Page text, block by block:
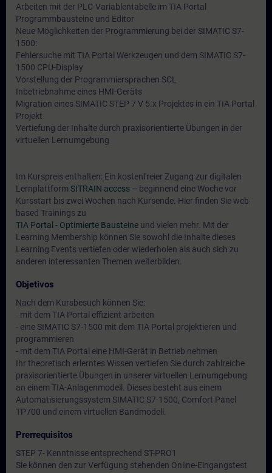
Arbeiten mit der PLC-Variablentabelle im TIA Portal
Programmbausteine und Editor
Neue Möglichkeiten der Programmierung bei der SIMATIC S7-
1500:
Fehlersuche mit TIA Portal Werkzeugen und dem SIMATIC S7-
1500 CPU-Display
Vorstellung der Programmiersprachen SCL
Inbetriebnahme eines HMI-Geräts
Migration eines SIMATIC STEP 7 V 5.x Projektes in ein TIA Portal
Projekt
Vertiefung der Inhalte durch praxisorientierte Übungen in der
virtuellen Lernumgebung
Im Kurspreis enthalten: Ein kostenfreier Zugang zur digitalen
Lernplattform SITRAIN access – beginnend eine Woche vor
Kursstart bis zwei Wochen nach Kursende. Hier finden Sie web-
based Trainings zu
TIA Portal - Optimierte Bausteine und vielen mehr. Mit der
Learning Membership können Sie sowohl die Inhalte dieses
Learning Events vertiefen oder wiederholen als auch sich zu
anderen interessanten Themen weiterbilden.
Objetivos
Nach dem Kursbesuch können Sie:
- mit dem TIA Portal effizient arbeiten
- eine SIMATIC S7-1500 mit dem TIA Portal projektieren und
programmieren
- mit dem TIA Portal eine HMI-Gerät in Betrieb nehmen
Ihr theoretisch erlerntes Wissen vertiefen Sie durch zahlreiche
praxisorientierte Übungen in unserer virtuellen Lernumgebung
an einem TIA-Anlagenmodell. Dieses besteht aus einem
Automatisierungssystem SIMATIC S7-1500, Comfort Panel
TP700 und einem virtuellen Bandmodell.
Prerrequisitos
STEP 7- Kenntnisse entsprechend ST-PRO1
Sie können den zur Verfügung stehenden Online-Eingangstest